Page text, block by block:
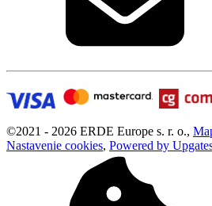
©2021 - 2026 ERDE Europe s. r. o.,
Nastavenie cookies, Powered by